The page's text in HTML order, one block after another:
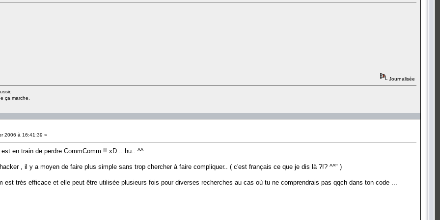
Journalisée
ça marche.
2006 à 16:41:39 »
en train de perdre CommComm !! xD .. hu.. ^^
, il y a moyen de faire plus simple sans trop chercher à faire compliquer.. ( c'est français ce que je dis là ?!? ^^" )
est très efficace et elle peut être utilisée plusieurs fois pour diverses recherches au cas où tu ne comprendrais pas qqch dans ton code ...